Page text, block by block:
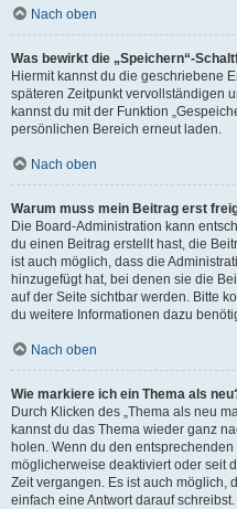
Nach oben
Was bewirkt die „Speichern“-
Hiermit kannst du die geschriebene
späteren Zeitpunkt vervollständigen
kannst du mit der Funktion
persönlichen Bereich erneut laden.
Nach oben
Warum muss mein Beitrag erst
Die Board-Administration kann
du einen Beitrag erstellt hast, die
ist auch möglich, dass die
hinzugefügt hat, bei denen sie die
auf der Seite sichtbar werden. Bitte
du weitere Informationen dazu
Nach oben
Wie markiere ich ein Thema als
Durch Klicken des „Thema als neu
kannst du das Thema wieder ganz
holen. Wenn du den
möglicherweise deaktiviert oder seit
Zeit vergangen. Es ist auch möglich,
einfach eine Antwort darauf